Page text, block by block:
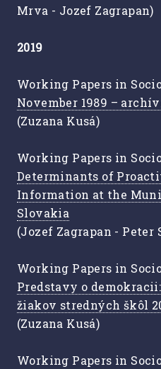
Mrva - Jozef Zagrapan)
2019
Working Papers in
November 1989 –
(Zuzana Kusá)
Working Papers in
Determinants of
Information at the
Slovakia
(Jozef Zagrapan - Peter
Working Papers in
Predstavy o
žiakov stredných škôl
(Zuzana Kusá)
Working Papers in